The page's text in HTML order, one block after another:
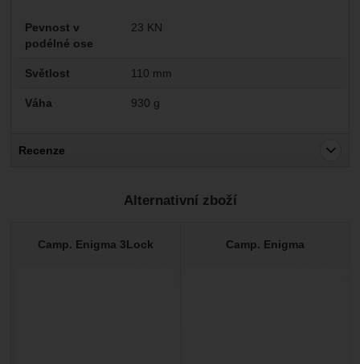
Parametry
Pevnost v
podélné ose
23 KN
Světlost 110 mm
Váha 930 g
Recenze
Nebyla přidána žádná recenze.
Alternativní zboží
Camp. Enigma 3Lock Camp. Enigma